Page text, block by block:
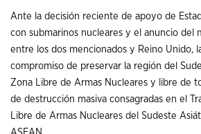
Ante la decisión reciente de apoyo de
con submarinos nucleares y el anuncio del
entre los dos mencionados y Reino Unido,
compromiso de preservar la región del
Zona Libre de Armas Nucleares y libre de
de destrucción masiva consagradas en el
Libre de Armas Nucleares del Sudeste